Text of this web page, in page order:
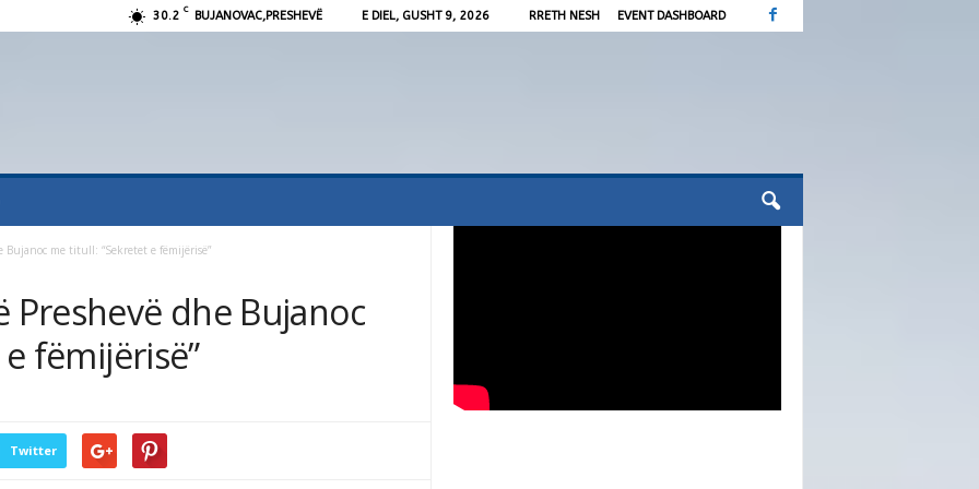
30.2 C BUJANOVAC,PRESHEVË E DIEL, GUSHT 9, 2026 RRETH NESH EVENT DASHBOARD
me titull: “Sekretet e fëmijërisë”
dhe Bujanoc
fëmijërisë”
Twitter